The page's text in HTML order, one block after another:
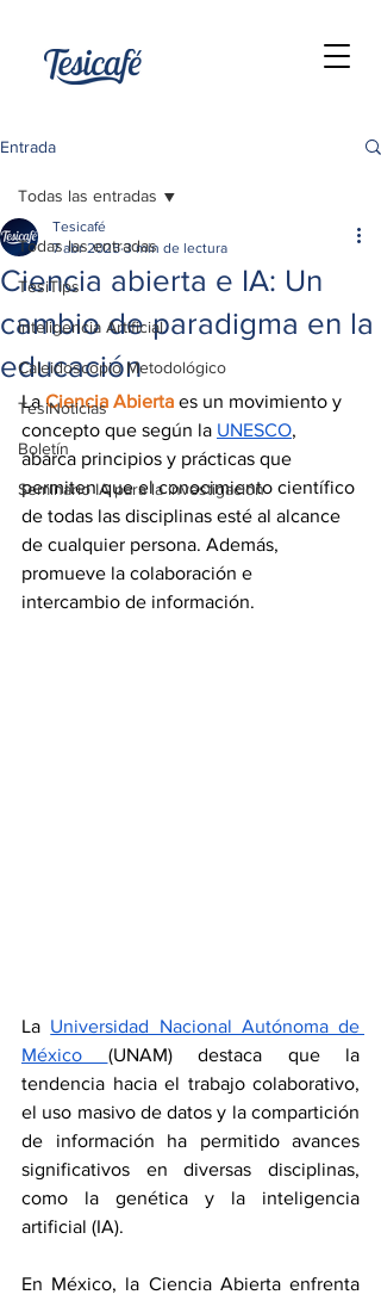
Entrada
Todas las entradas
TesiTips
Inteligencia Artificial
Caleidoscopio Metodológico
TesiNoticias
Boletín
Seminario IA para la investigación
Todas las entradas
Ciencia abierta e IA: Un
cambio de paradigma en la
educación
Tesicafé
7 abr 2025 3 min de lectura
La Ciencia Abierta es un movimiento y
concepto que según la UNESCO,
abarca principios y prácticas que
permiten que el conocimiento científico
de todas las disciplinas esté al alcance
de cualquier persona. Además,
promueve la colaboración e
intercambio de información.
La Universidad Nacional Autónoma de
México (UNAM) destaca que la
tendencia hacia el trabajo colaborativo,
el uso masivo de datos y la compartición
de información ha permitido avances
significativos en diversas disciplinas,
como la genética y la inteligencia
artificial (IA).
En México, la Ciencia Abierta enfrenta